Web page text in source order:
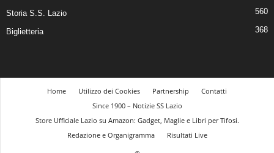
Storia S.S. Lazio 560
Biglietteria 368
Home Utilizzo dei Cookies Partnership
Contatti
Since 1900 – Notizie SS Lazio
Store Ufficiale Lazio su Amazon: Gadget, Maglie e Libri per Tifosi.
Redazione e Organigramma
Risultati Live